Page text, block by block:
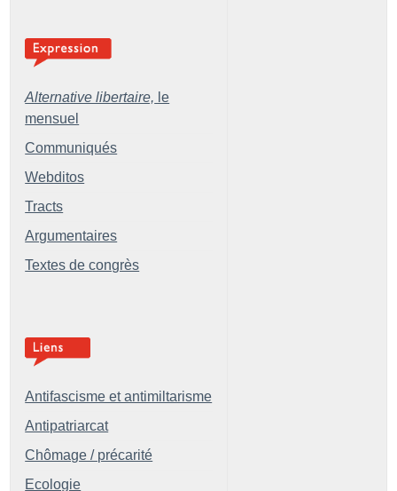
Alternative libertaire, le
mensuel
Communiqués
Webditos
Tracts
Argumentaires
Textes de congrès
Antifascisme et antimiltarisme
Antipatriarcat
Chômage / précarité
Ecologie